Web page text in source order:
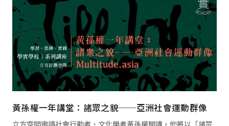
黃孫權一年講堂：諸眾之貌──亞洲社會運動群像
立方空間邀請社會行動者、文化學者黃孫權開講，他將以「諸眾